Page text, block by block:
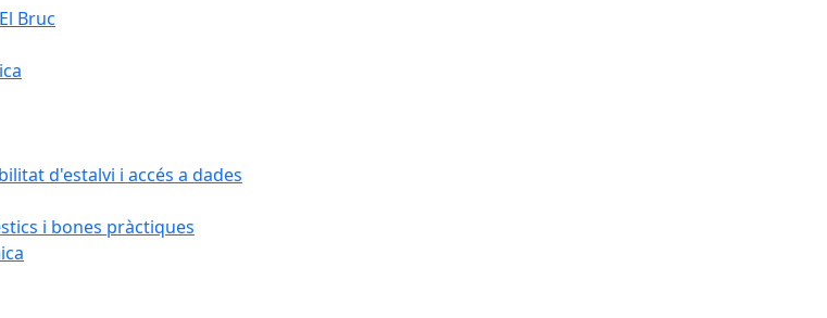
Bruc
d'estalvi i accés a dades
i bones pràctiques